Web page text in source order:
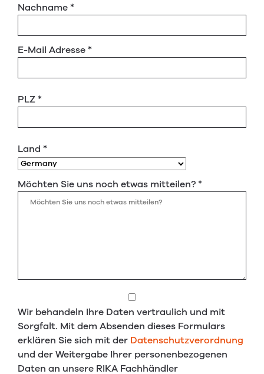
Nachname*
E-Mail Adresse*
PLZ*
Land *
Möchten Sie uns noch etwas mitteilen?*
Wir behandeln Ihre Daten vertraulich und mit
Sorgfalt. Mit dem Absenden dieses Formulars
erklären Sie sich mit der Datenschutzverordnung
und der Weitergabe Ihrer personenbezogenen
Daten an unsere RIKA Fachhändler